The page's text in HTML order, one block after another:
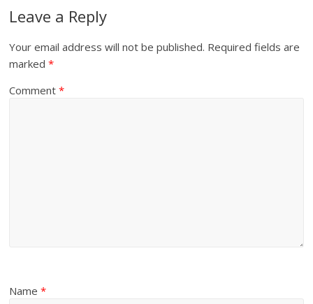
Leave a Reply
Your email address will not be published. Required fields are
marked*
Comment*
Name*